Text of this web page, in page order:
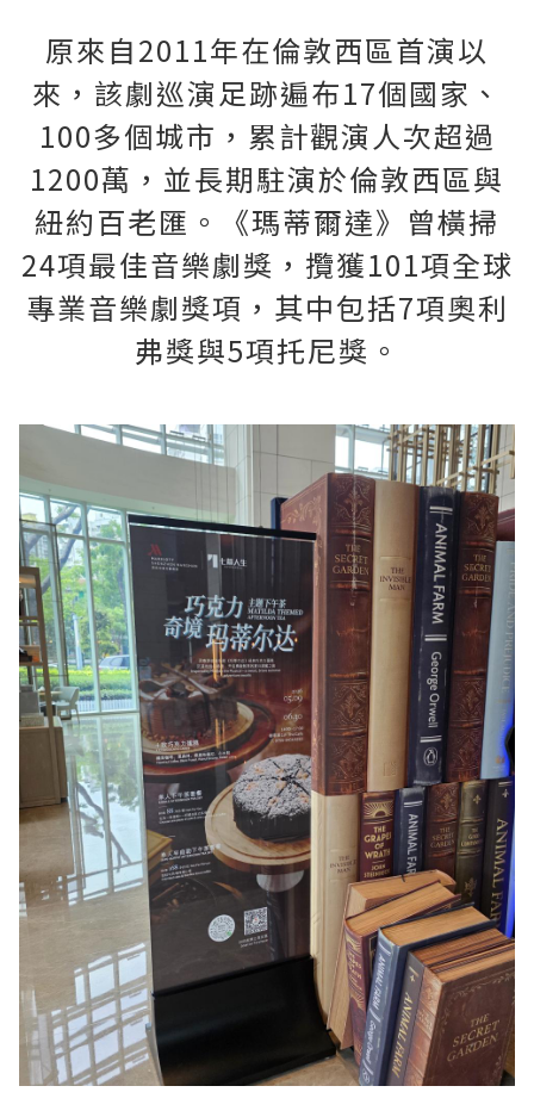
原來自2011年在倫敦西區首演以
來，該劇巡演足跡遍布17個國家、
100多個城市，累計觀演人次超過
1200萬，並長期駐演於倫敦西區與
紐約百老匯。《瑪蒂爾達》曾橫掃
24項最佳音樂劇獎，攬獲101項全球
專業音樂劇獎項，其中包括7項奧利
弗獎與5項托尼獎。